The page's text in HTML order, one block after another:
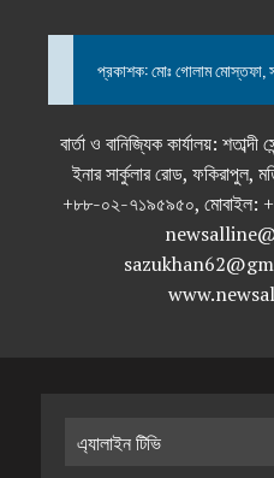
প্রকাশক: মোঃ গোলাম মোস্তফা,
বার্তা ও বানিজ্যিক কার্যালয়:
ইনার সার্কুলার রোড, ফকিরাপুল,
+৮৮-০২-৭১৯৫৯৫০, মোবাইল:
এ্যালাইন টিভি